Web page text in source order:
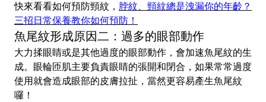
快來看看如何預防頸紋， 脖紋、頸紋總是洩漏你的年齡？
三招日常保養教你如何預防！
魚尾紋形成原因二：過多的眼部動作
大力揉眼睛或是其他過度的眼部動作，會加速魚尾紋的生
成。眼輪匝肌主要負責眼睛的張開和閉合，如果常常過度
使用就會造成眼部的皮膚拉扯，當然更容易產生魚尾紋
囉！